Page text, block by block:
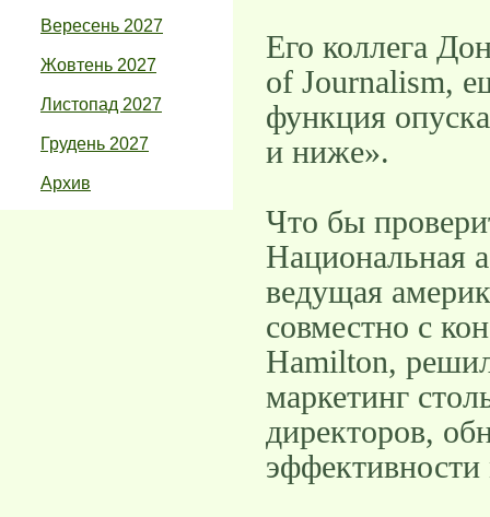
Вересень 2027
Жовтень 2027
Листопад 2027
Грудень 2027
Архив
Его коллега
of Journalism,
функция
и ниже».
Что бы
Национальная
ведущая
совместно с
Hamilton,
маркетинг
директоров,